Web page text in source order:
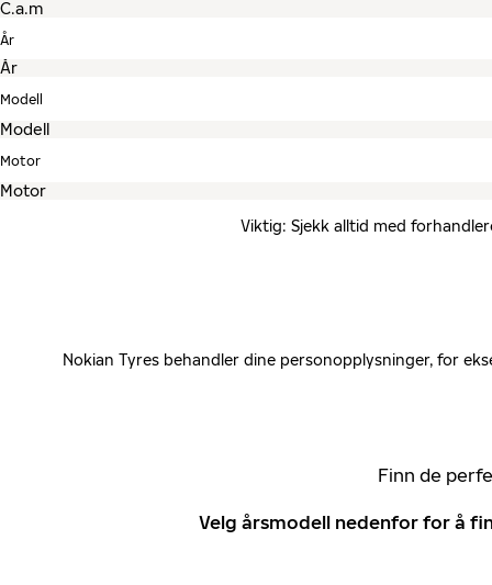
År
Modell
Motor
Viktig: Sjekk alltid med
Nokian Tyres behandler dine personopplysninger, for
Finn de
Velg årsmodell nedenfor for å